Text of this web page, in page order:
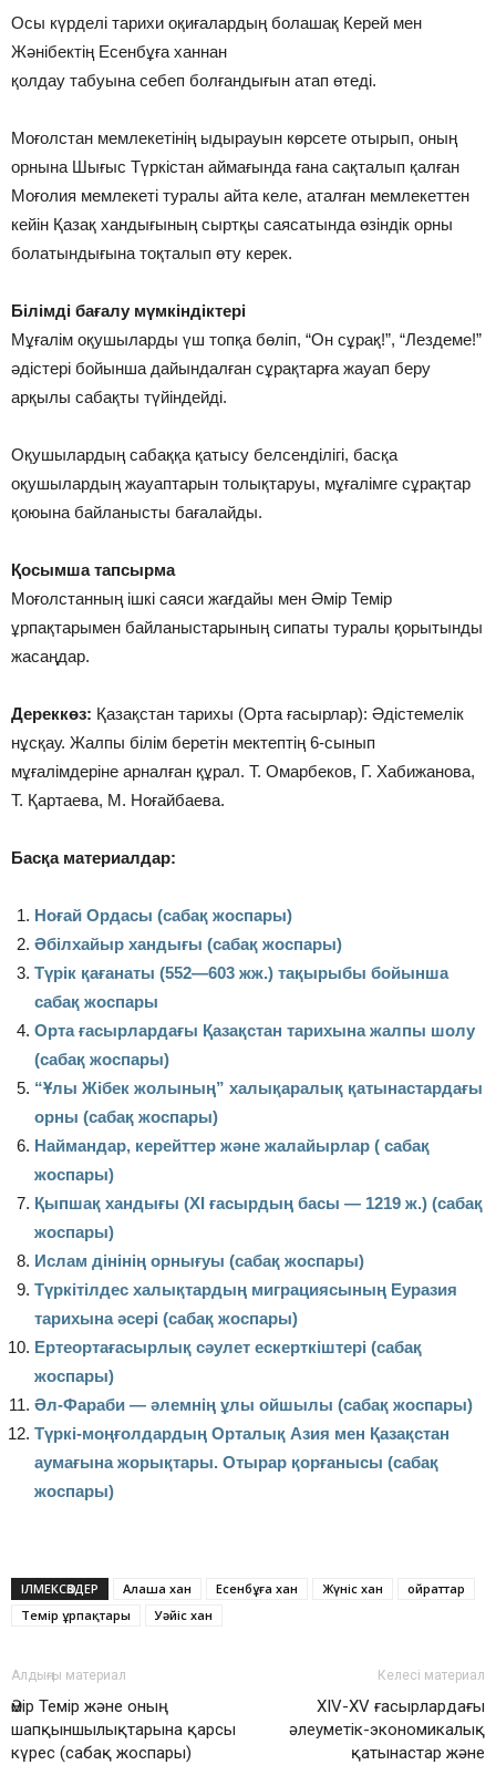
Осы күрделі тарихи оқиғалардың болашақ Керей мен
Жәнібектің Есенбұға ханнан
қолдау табуына себеп болғандығын атап өтеді.
Моғолстан мемлекетінің ыдырауын көрсете отырып, оның
орнына Шығыс Түркістан аймағында ғана сақталып қалған
Моғолия мемлекеті туралы айта келе, аталған мемлекеттен
кейін Қазақ хандығының сыртқы саясатында өзіндік орны
болатындығына тоқталып өту керек.
Білімді бағалу мүмкіндіктері
Мұғалім оқушыларды үш топқа бөліп, “Он сұрақ!”, “Лездеме!”
әдістері бойынша дайындалған сұрақтарға жауап беру
арқылы сабақты түйіндейді.
Оқушылардың сабаққа қатысу белсенділігі, басқа
оқушылардың жауаптарын толықтаруы, мұғалімге сұрақтар
қоюына байланысты бағалайды.
Қосымша тапсырма
Моғолстанның ішкі саяси жағдайы мен Әмір Темір
ұрпақтарымен байланыстарының сипаты туралы қорытынды
жасаңдар.
Дереккөз: Қазақстан тарихы (Орта ғасырлар): Әдістемелік
нұсқау. Жалпы білім беретін мектептің 6-сынып
мұғалімдеріне арналған құрал. Т. Омарбеков, Г. Хабижанова,
Т. Қартаева, М. Ноғайбаева.
Басқа материалдар:
Ноғай Ордасы (сабақ жоспары)
Әбілхайыр хандығы (сабақ жоспары)
Түрiк қағанаты (552—603 жж.) тақырыбы бойынша
сабақ жоспары
Орта ғасырлардағы Қазақстан тарихына жалпы шолу
(сабақ жоспары)
“Ұлы Жібек жолының” халықаралық қатынастардағы
орны (сабақ жоспары)
Наймандар, керейттер және жалайырлар ( сабақ
жоспары)
Қыпшақ хандығы (ХI ғасырдың басы — 1219 ж.) (сабақ
жоспары)
Ислам дінінің орнығуы (сабақ жоспары)
Түркітілдес халықтардың миграциясының Еуразия
тарихына әсері (сабақ жоспары)
Ертеортағасырлық сәулет ескерткіштері (сабақ
жоспары)
Әл-Фараби — әлемнің ұлы ойшылы (сабақ жоспары)
Түркі-моңғолдардың Орталық Азия мен Қазақстан
аумағына жорықтары. Отырар қорғанысы (сабақ
жоспары)
ІЛМЕКСӨЗДЕР Алаша хан Есенбұға хан Жүніс хан
ойраттар
Темір ұрпақтары
Уәйіс хан
Алдыңғы материал
Әмір Темір және оның
шапқыншылықтарына қарсы
күрес (сабақ жоспары)
Келесі материал
XIV-XV ғасырлардағы
әлеуметік-экономикалық
қатынастар және